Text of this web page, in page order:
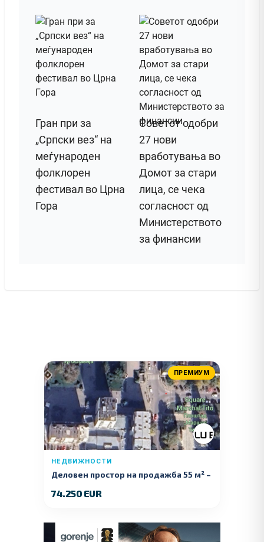
Гран при за
„Српски вез“ на
меѓународен
фолклорен
фестивал во Црна
Гора
Советот одобри
27 нови
вработувања во
Домот за стари
лица, се чека
согласност од
Министерството
за финансии
ПРЕМИУМ
НЕДВИЖНОСТИ
Деловен простор на продажба 55 м² –
74.250 EUR